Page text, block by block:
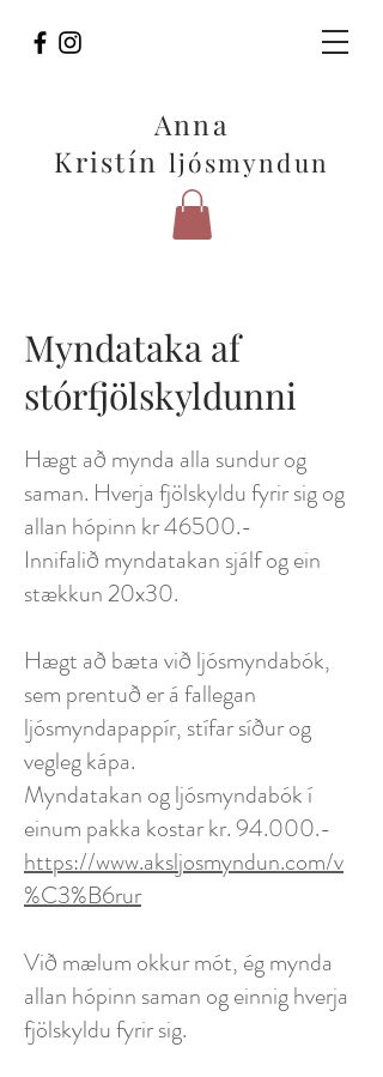
Anna
Kristín ljósmyndun
Myndataka af
stórfjölskyldunni
Hægt að mynda alla sundur og
saman. Hverja fjölskyldu fyrir sig og
allan hópinn kr 46500.-
Innifalið myndatakan sjálf og ein
stækkun 20x30.
Hægt að bæta við ljósmyndabók,
sem prentuð er á fallegan
ljósmyndapappír, stífar síður og
vegleg kápa.
Myndatakan og ljósmyndabók í
einum pakka kostar kr. 94.000.-
https://www.aksljosmyndun.com/v
%C3%B6rur
Við mælum okkur mót, ég mynda
allan hópinn saman og einnig hverja
fjölskyldu fyrir sig.